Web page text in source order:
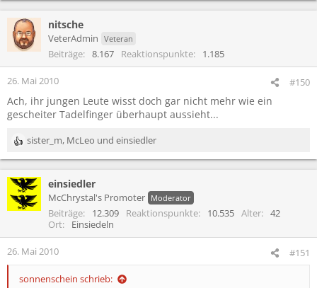
nitsche
VeterAdmin Veteran
Beiträge 8.167 Reaktionspunkte 1.185
26. Mai 2010 #150
Ach, ihr jungen Leute wisst doch gar nicht mehr wie ein
gescheiter Tadelfinger überhaupt aussieht...
R
e
k
t
i
n
e
sister_m, McLeo und einsiedler
einsiedler
McChrystal's Promoter Moderator
Beiträge 12.309 Reaktionspunkte 10.535 Alter
42
Ort
Einsiedeln
26. Mai 2010 #151
sonnenschein schrieb: